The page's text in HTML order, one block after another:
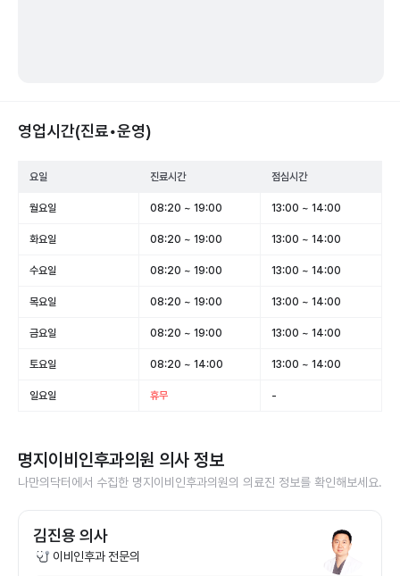
영업시간(진료•운영)
요일 진료시간 점심시간
월요일 08:20 ~ 19:00 13:00 ~ 14:00
화요일 08:20 ~ 19:00 13:00 ~ 14:00
수요일 08:20 ~ 19:00 13:00 ~ 14:00
목요일 08:20 ~ 19:00 13:00 ~ 14:00
금요일 08:20 ~ 19:00 13:00 ~ 14:00
토요일 08:20 ~ 14:00 13:00 ~ 14:00
일요일 휴무 -
명지이비인후과의원 의사 정보
나만의닥터에서 수집한 명지이비인후과의원의 의료진 정보를 확인해보세요.
김진용 의사
이비인후과 전문의